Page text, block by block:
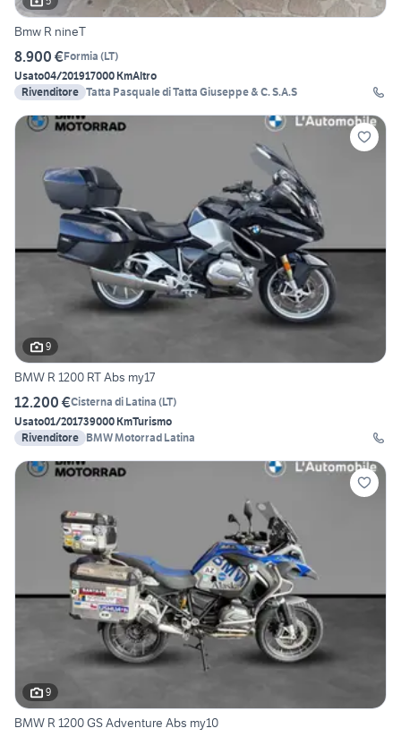
Bmw R nineT
8.900 €Formia (LT)
Usato04/201917000 KmAltro
Rivenditore Tatta Pasquale di Tatta Giuseppe & C. S.A.S
9
BMW R 1200 RT Abs my17
12.200 €Cisterna di Latina (LT)
Usato01/201739000 KmTurismo
Rivenditore BMW Motorrad Latina
9
BMW R 1200 GS Adventure Abs my10